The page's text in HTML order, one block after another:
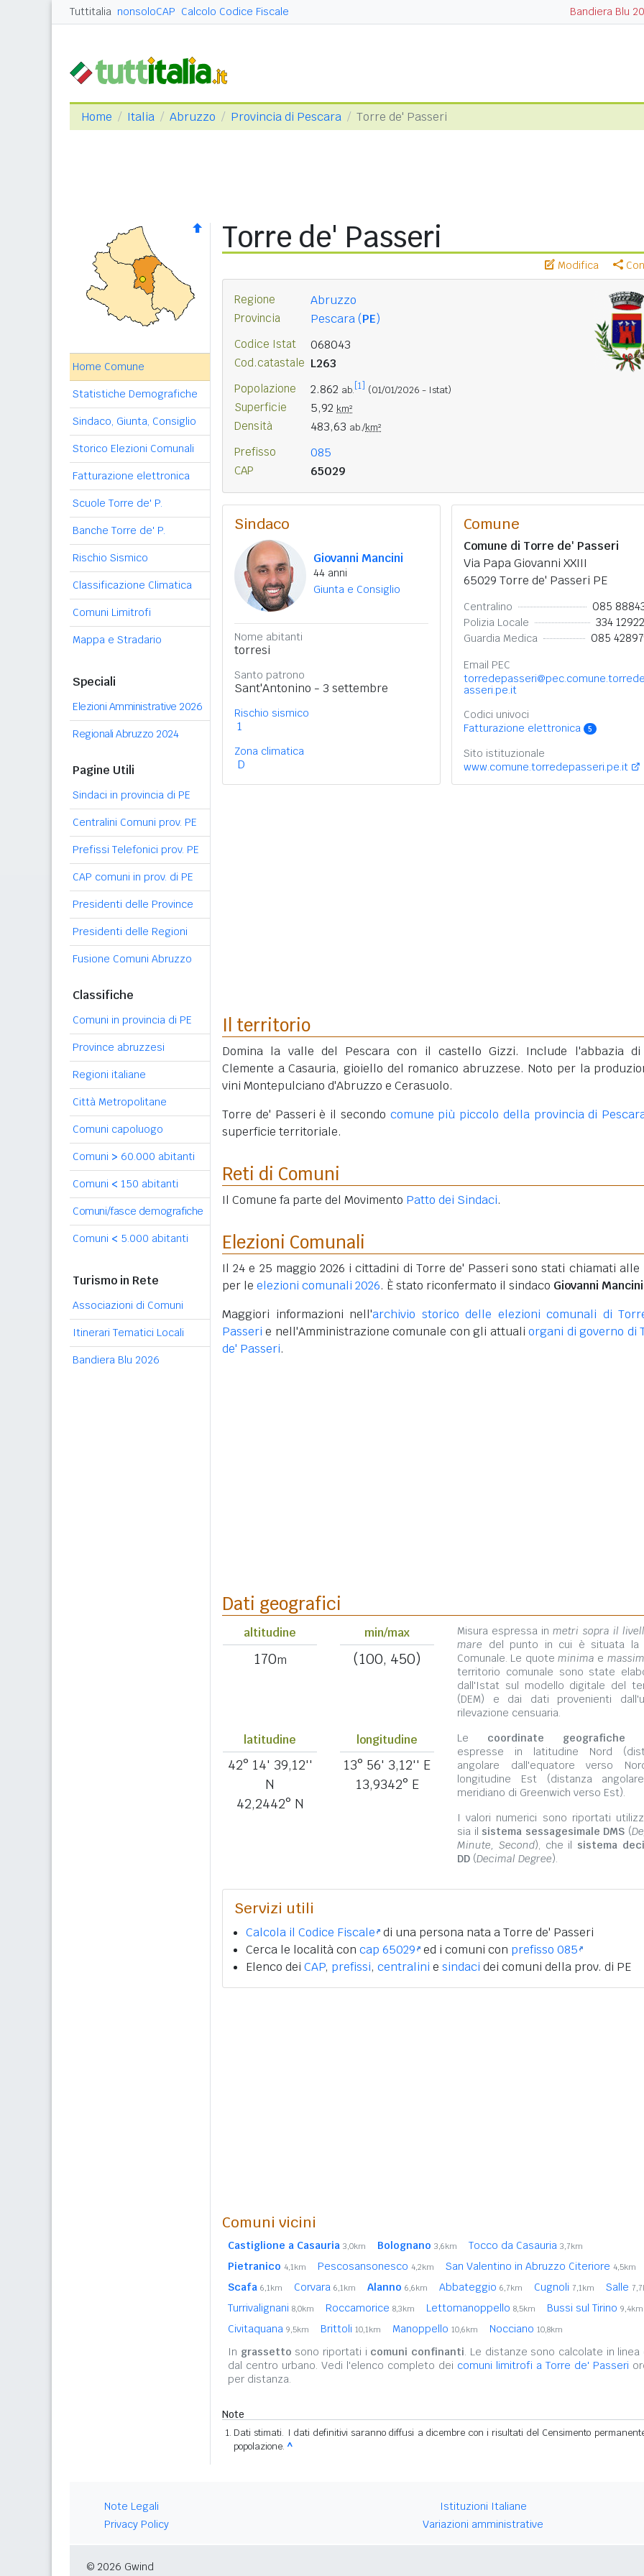
Tuttitalia nonsoloCAP Calcolo Codice Fiscale Bandiera Blu
Home Italia Abruzzo Provincia di Pescara Torre de' Passeri
Home Comune
Statistiche Demografiche
Sindaco, Giunta, Consiglio
Storico Elezioni Comunali
Fatturazione elettronica
Scuole Torre de' P.
Banche Torre de' P.
Rischio Sismico
Classificazione Climatica
Comuni Limitrofi
Mappa e Stradario
Speciali
Elezioni Amministrative 2026
Regionali Abruzzo 2024
Pagine Utili
Sindaci in provincia di PE
Centralini Comuni prov. PE
Prefissi Telefonici prov. PE
CAP comuni in prov. di PE
Presidenti delle Province
Presidenti delle Regioni
Fusione Comuni Abruzzo
Classifiche
Comuni in provincia di PE
Province abruzzesi
Regioni italiane
Città Metropolitane
Comuni capoluogo
Comuni > 60.000 abitanti
Comuni < 150 abitanti
Comuni/fasce demografiche
Comuni < 5.000 abitanti
Turismo in Rete
Associazioni di Comuni
Itinerari Tematici Locali
Bandiera Blu 2026
Torre de' Passeri
Modifica
Regione Abruzzo
Provincia Pescara (PE)
Codice Istat 068043
Cod.catastale L263
Popolazione 2.862 ab. [1] (01/01/2026 - Istat)
Superficie 5,92 km²
Densità 483,63 ab./km²
Prefisso 085
CAP 65029
Sindaco
Giovanni Mancini
44 anni
Giunta e Consiglio
Nome abitanti
torresi
Santo patrono
Sant'Antonino - 3 settembre
Rischio sismico
1
Zona climatica
D
Comune
Comune di Torre de' Passeri
Via Papa Giovanni XXIII
65029 Torre de' Passeri PE
Centralino 085
Polizia Locale 334
Guardia Medica 085
Email PEC
asseri.pe.it
Codici univoci
Fatturazione elettronica
5
Sito istituzionale
www.comune.torredepasseri.pe.it
Il territorio
Domina la valle del Pescara con il castello Gizzi. Include l'abbazia di
Clemente a Casauria, gioiello del romanico abruzzese. Noto per la
vini Montepulciano d'Abruzzo e Cerasuolo.
Torre de' Passeri è il secondo comune più piccolo della provincia di
superficie territoriale.
Reti di Comuni
Il Comune fa parte del Movimento Patto dei Sindaci.
Elezioni Comunali
Il 24 e 25 maggio 2026 i cittadini di Torre de' Passeri sono stati chiamati alle
per le elezioni comunali 2026. È stato riconfermato il sindaco Giovanni Mancini
Maggiori informazioni nell'archivio storico delle elezioni comunali di
Passeri e nell'Amministrazione comunale con gli attualiorgani di governo di
de' Passeri.
Dati geografici
altitudine
170m
min/max
(100, 450)
Misura espressa inmetri sopra il
mare del punto in cui è situata la
Comunale. Le quote minima e
territorio comunale sono state
dall'Istat sul modello digitale del
(DEM) e dai dati provenienti
rilevazione censuaria.
latitudine
42° 14' 39,12''
N
42,2442° N
longitudine
13° 56' 3,12'' E
13,9342° E
Le coordinate geografiche
espresse in latitudine Nord
angolare dall'equatore verso
longitudine Est (distanza
meridiano di Greenwich verso Est).
I valori numerici sono riportati
sia il sistema sessagesimale DMS (
Minute, Second), che il sistema
DD (Decimal Degree).
Servizi utili
Calcola il Codice Fiscale di una persona nata a Torre de' Passeri
Cerca le località con cap 65029 ed i comuni con prefisso 085
Elenco dei CAP, prefissi, centralini e sindaci dei comuni della prov. di PE
Comuni vicini
Castiglione a Casauria 3,0km Bolognano 3,6km Tocco da Casauria 3,7km
Pietranico 4,1km Pescosansonesco 4,2km San Valentino in Abruzzo Citeriore 4,5km
Scafa 6,1km Corvara 6,1km Alanno 6,6km Abbateggio 6,7km Cugnoli 7,1km Salle
Turrivalignani 8,0km Roccamorice 8,3km Lettomanoppello 8,5km Bussi sul Tirino 9,4km
Civitaquana 9,5km Brittoli 10,1km Manoppello 10,6km Nocciano 10,8km
In grassetto sono riportati i comuni confinanti. Le distanze sono calcolate in linea
dal centro urbano. Vedi l'elenco completo dei comuni limitrofi a Torre de' Passeri
per distanza.
Note
Dati stimati. I dati definitivi saranno diffusi a dicembre con i risultati del Censimento
popolazione. ^
Note Legali
Privacy Policy
Istituzioni Italiane
Variazioni amministrative
© 2026 Gwind